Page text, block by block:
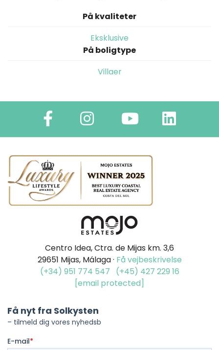
På kvaliteter
Eksklusive
På boligtype
Villaer
Centro Idea, Ctra. de Mijas km. 3,6
29651 Mijas, Málaga · Få vejbeskrivelse
(+34) 951 774 547
(+45) 427 229 16
[email protected]